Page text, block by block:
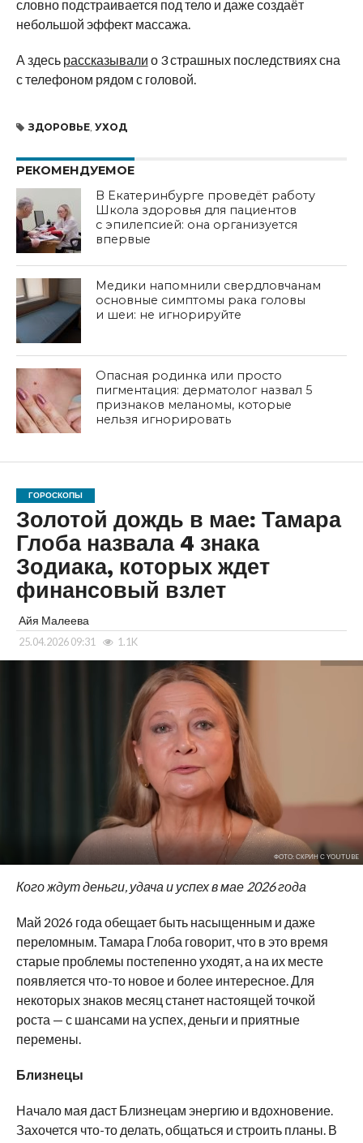
словно подстраивается под тело и даже создаёт
небольшой эффект массажа.
А здесь рассказывали о 3 страшных последствиях сна
с телефоном рядом с головой.
ЗДОРОВЬЕ, УХОД
РЕКОМЕНДУЕМОЕ
В Екатеринбурге проведёт работу
Школа здоровья для пациентов
с эпилепсией: она организуется
впервые
Медики напомнили свердловчанам
основные симптомы рака головы
и шеи: не игнорируйте
Опасная родинка или просто
пигментация: дерматолог назвал 5
признаков меланомы, которые
нельзя игнорировать
ГОРОСКОПЫ
Золотой дождь в мае: Тамара
Глоба назвала 4 знака
Зодиака, которых ждет
финансовый взлет
Айя Малеева
25.04.2026 09:31 1.1K
ФОТО: СКРИН С YOUTUBE
Кого ждут деньги, удача и успех в мае 2026 года
Май 2026 года обещает быть насыщенным и даже
переломным. Тамара Глоба говорит, что в это время
старые проблемы постепенно уходят, а на их месте
появляется что-то новое и более интересное. Для
некоторых знаков месяц станет настоящей точкой
роста — с шансами на успех, деньги и приятные
перемены.
Близнецы
Начало мая даст Близнецам энергию и вдохновение.
Захочется что-то делать, общаться и строить планы. В